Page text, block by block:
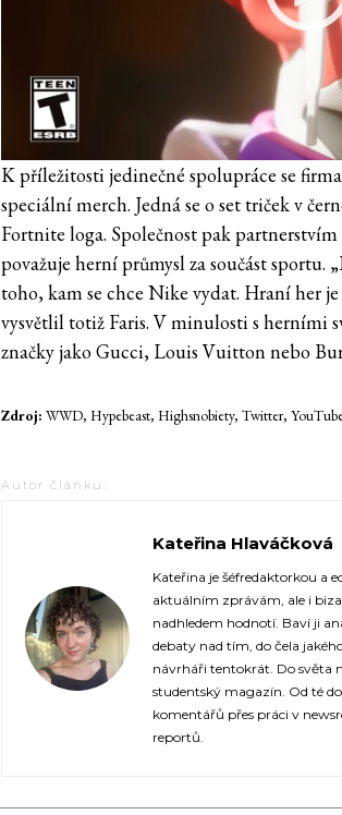
K příležitosti jedinečné spolupráce se
speciální merch. Jedná se o set triček v
Fortnite loga. Společnost pak
považuje herní průmysl za součást sportu.
toho, kam se chce Nike vydat. Hraní her
vysvětlil totiž Faris. V minulosti s herními
značky jako Gucci, Louis Vuitton nebo
Zdroj: WWD, Hypebeast, Highsnobiety, Twitter,
Autor článku:
Kateřina Hlaváčková
https://fashionup.cz/author/
Kateřina je šéfredaktorkou a
aktuálním zprávám, ale i
nadhledem hodnotí. Baví ji
debaty nad tím, do čela
návrháři tentokrát. Do světa
studentský magazín. Od té
komentářů přes práci v
reportů.